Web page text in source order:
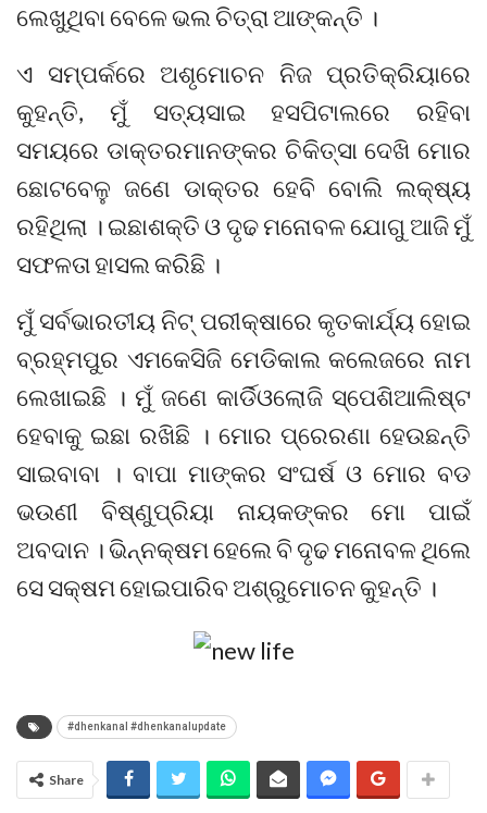
ଲେଖୁଥିବା ବେଳେ ଭଲ ଚିତ୍ରା ଆଙ୍କନ୍ତି ।
ଏ ସମ୍ପର୍କରେ ଅଶୃମୋଚନ ନିଜ ପ୍ରତିକ୍ରିୟାରେ
କୁହନ୍ତି, ମୁଁ ସତ୍ୟସାଇ ହସପିଟାଲରେ ରହିବା
ସମୟରେ ଡାକ୍ତରମାନଙ୍କର ଚିକିତ୍ସା ଦେଖି ମୋର
ଛୋଟବେଳୁ ଜଣେ ଡାକ୍ତର ହେବି ବୋଲି ଲକ୍ଷ୍ୟ
ରହିଥିଲା । ଇଛାଶକ୍ତି ଓ ଦୃଢ ମନୋବଳ ଯୋଗୁ ଆଜି ମୁଁ
ସଫଳତା ହାସଲ କରିଛି ।
ମୁଁ ସର୍ବଭାରତୀୟ ନିଟ୍ ପରୀକ୍ଷାରେ କୃତକାର୍ଯ୍ୟ ହୋଇ
ବ୍ରହ୍ମପୁର ଏମକେସିଜି ମେଡିକାଲ କଲେଜରେ ନାମ
ଲେଖାଇଛି । ମୁଁ ଜଣେ କାର୍ଡିଓଲୋଜି ସ୍ପେଶିଆଲିଷ୍ଟ
ହେବାକୁ ଇଛା ରଖିଛି । ମୋର ପ୍ରେରଣା ହେଉଛନ୍ତି
ସାଇବାବା । ବାପା ମାଙ୍କର ସଂଘର୍ଷ ଓ ମୋର ବଡ
ଭଉଣୀ ବିଷ୍ଣୁପ୍ରିୟା ନାୟକଙ୍କର ମୋ ପାଇଁ
ଅବଦାନ । ଭିନ୍ନକ୍ଷମ ହେଲେ ବି ଦୃଢ ମନୋବଳ ଥିଲେ
ସେ ସକ୍ଷମ ହୋଇପାରିବ ଅଶ୍ରୁମୋଚନ କୁହନ୍ତି ।
#dhenkanal #dhenkanalupdate
Share